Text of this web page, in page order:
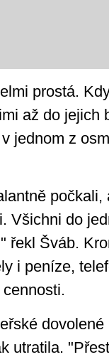
prostá.
až do jejich
jednom z
počkali,
Všichni do
řekl Šváb.
i peníze,
utratila.